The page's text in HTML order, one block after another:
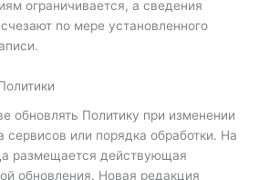
ограничивается, а сведения
по мере установленного
обновлять Политику при изменении
сервисов или порядка обработки. На
размещается действующая
обновления. Новая редакция